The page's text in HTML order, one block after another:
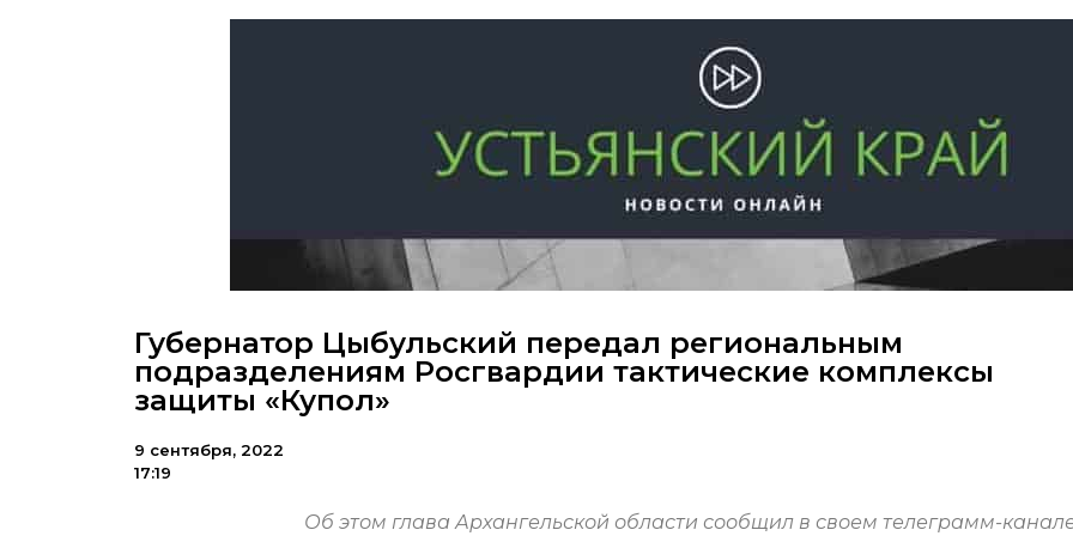
Губернатор Цыбульский передал региональным
подразделениям Росгвардии тактические комплексы
защиты «Купол»
9 сентября, 2022
17:19
Об этом глава Архангельской области сообщил в своем телеграмм-